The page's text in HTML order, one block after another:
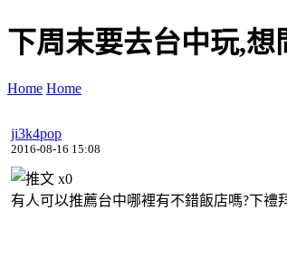
下周末要去台中玩,想
Home Home
ji3k4pop
2016-08-16 15:08
x0
有人可以推薦台中哪裡有不錯飯店嗎?下禮